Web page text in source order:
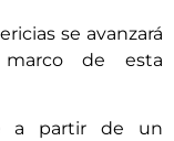
se avanzará
de esta
a partir de un